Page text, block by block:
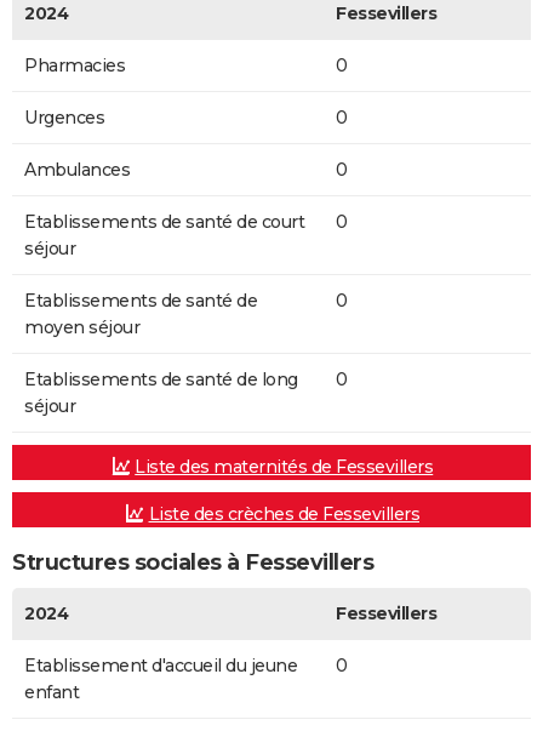
2024 Fessevillers
Pharmacies 0
Urgences 0
Ambulances 0
Etablissements de santé de court
séjour
0
Etablissements de santé de
moyen séjour
0
Etablissements de santé de long
séjour
0
Liste des maternités de Fessevillers
Liste des crèches de Fessevillers
Structures sociales à Fessevillers
2024 Fessevillers
Etablissement d'accueil du jeune
enfant
0